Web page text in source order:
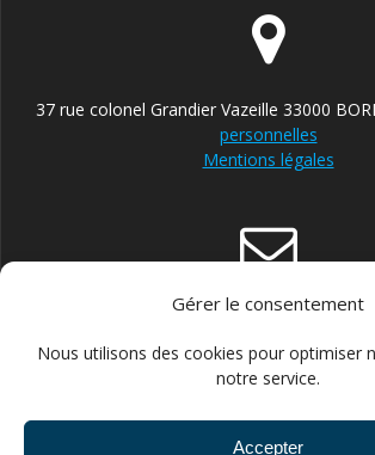
Gérer le consentement
Nous utilisons des cookies pour optimiser
notre service.
Accepter
37 rue colonel Grandier Vazeille 33000
personnelles
Mentions légales
contact@reparateur-velo-